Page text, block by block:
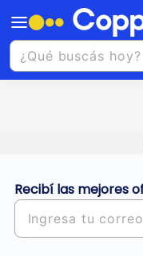
Recibí las mejores